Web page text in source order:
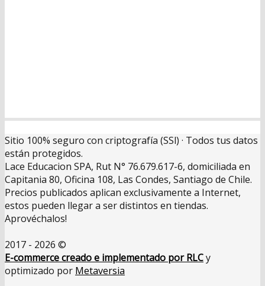
Sitio 100% seguro con criptografía (SSl) · Todos tus datos
están protegidos.
Lace Educacion SPA, Rut N° 76.679.617-6, domiciliada en
Capitania 80, Oficina 108, Las Condes, Santiago de Chile.
Precios publicados aplican exclusivamente a Internet,
estos pueden llegar a ser distintos en tiendas.
Aprovéchalos!
2017 - 2026 ©
E-commerce creado e implementado por RLCy
optimizado por Metaversia